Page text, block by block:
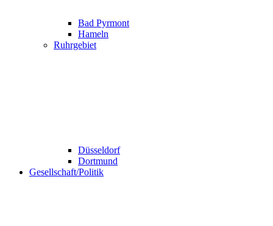
Bad Pyrmont
Hameln
Ruhrgebiet
Düsseldorf
Dortmund
Gesellschaft/Politik